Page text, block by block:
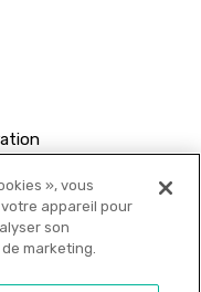
», vous
appareil pour
son
marketing.